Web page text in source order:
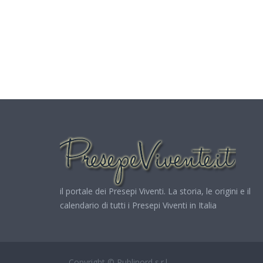
il portale dei Presepi Viventi. La storia, le origini e il
calendario di tutti i Presepi Viventi in Italia